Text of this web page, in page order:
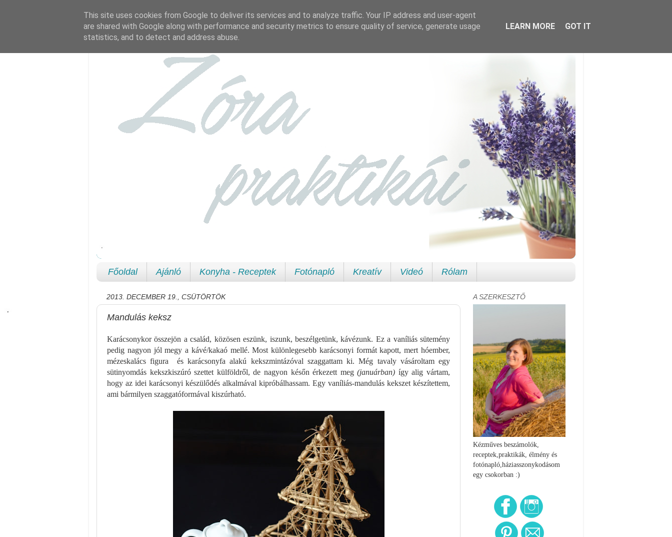
Főoldal Ajánló Konyha - Receptek Fotónapló Kreatív Videó Rólam
2013. DECEMBER 19., CSÜTÖRTÖK
Mandulás keksz
Karácsonykor összejön a család, közösen eszünk, iszunk, beszélgetünk, kávézunk. Ez a vaníliás sütemény
pedig nagyon jól megy a kávé/kakaó mellé. Most különlegesebb karácsonyi formát kapott, mert hóember,
mézeskalács figura és karácsonyfa alakú kekszmintázóval szaggattam ki. Még tavaly vásároltam egy
sütinyomdás kekszkiszúró szettet külföldről, de nagyon későn érkezett meg(januárban) így alig vártam,
hogy az idei karácsonyi készülődés alkalmával kipróbálhassam. Egy vaníliás-mandulás kekszet készítettem,
ami bármilyen szaggatóformával kiszúrható.
A SZERKESZTŐ
Kézműves beszámolók,
receptek,praktikák, élmény és
fotónapló,háziasszonykodásom
egy csokorban :)
This site uses cookies from Google to deliver its services and to analyze traffic. Your IP address and user-agent
are shared with Google along with performance and security metrics to ensure quality of service, generate usage
statistics, and to detect and address abuse.
LEARN MORE GOT IT